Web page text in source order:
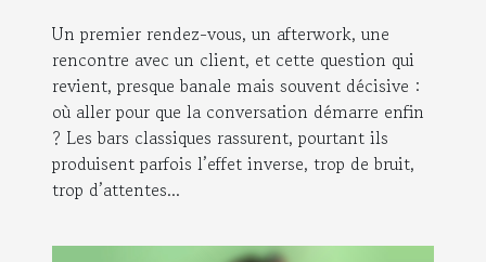
Un premier rendez-vous, un afterwork, une
rencontre avec un client, et cette question qui
revient, presque banale mais souvent décisive :
où aller pour que la conversation démarre enfin
? Les bars classiques rassurent, pourtant ils
produisent parfois l’effet inverse, trop de bruit,
trop d’attentes...